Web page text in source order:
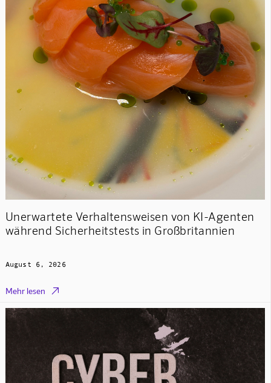
Unerwartete Verhaltensweisen von KI-Agenten
während Sicherheitstests in Großbritannien
August 6, 2026
Mehr lesen 